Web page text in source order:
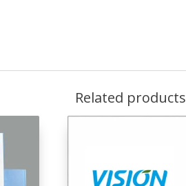
Related products